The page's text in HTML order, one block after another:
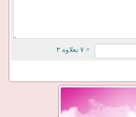
= ۷ بعلاوه ۳